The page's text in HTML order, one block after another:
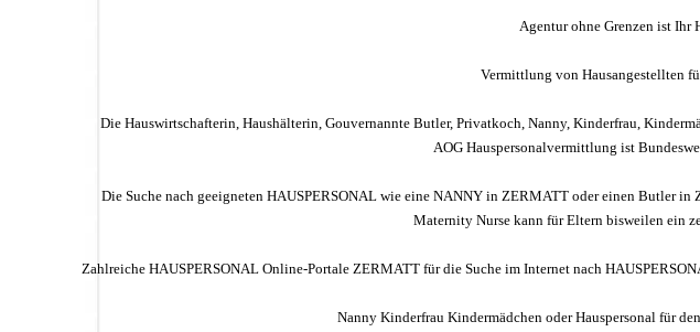
Agentur ohne Grenzen ist Ihr
Vermittlung von Hausangestellten
Die Hauswirtschafterin, Haushälterin, Gouvernannte Butler, Privatkoch, Nanny, Kinderfrau,
AOG Hauspersonalvermittlung ist
Die Suche nach geeigneten HAUSPERSONAL wie eine NANNY in ZERMATT oder einen Butler
Maternity Nurse kann für Eltern bisweilen ein
Zahlreiche HAUSPERSONAL Online-Portale ZERMATT für die Suche im Internet nach
Nanny Kinderfrau Kindermädchen oder Hauspersonal für